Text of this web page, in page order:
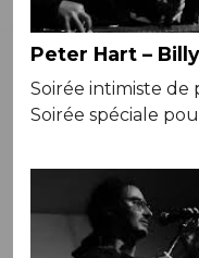
Peter Hart –
Soirée intimiste de
Soirée spéciale